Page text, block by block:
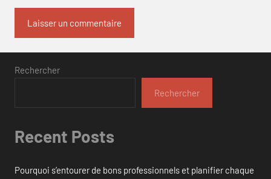
Rechercher
Rechercher
Recent Posts
Pourquoi s’entourer de bons professionnels et planifier chaque